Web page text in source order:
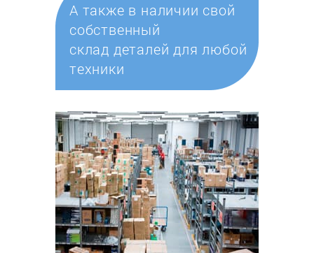
А также в наличии свой
собственный
склад деталей для любой
техники